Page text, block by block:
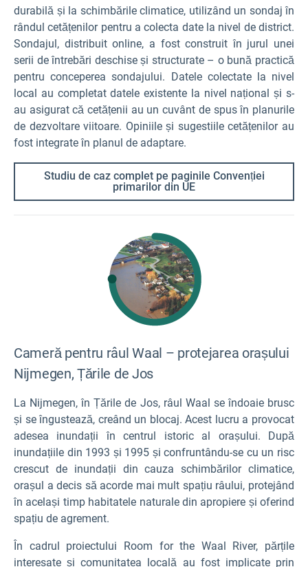
durabilă și la schimbările climatice, utilizând un sondaj în
rândul cetățenilor pentru a colecta date la nivel de district.
Sondajul, distribuit online, a fost construit în jurul unei
serii de întrebări deschise și structurate – o bună practică
pentru conceperea sondajului. Datele colectate la nivel
local au completat datele existente la nivel național și s-
au asigurat că cetățenii au un cuvânt de spus în planurile
de dezvoltare viitoare. Opiniile și sugestiile cetățenilor au
fost integrate în planul de adaptare.
Studiu de caz complet pe paginile Convenției
primarilor din UE
Cameră pentru râul Waal – protejarea orașului
Nijmegen, Țările de Jos
La Nijmegen, în Țările de Jos, râul Waal se îndoaie brusc
și se îngustează, creând un blocaj. Acest lucru a provocat
adesea inundații în centrul istoric al orașului. După
inundațiile din 1993 și 1995 și confruntându-se cu un risc
crescut de inundații din cauza schimbărilor climatice,
orașul a decis să acorde mai mult spațiu râului, protejând
în același timp habitatele naturale din apropiere și oferind
spațiu de agrement.
În cadrul proiectului Room for the Waal River, părțile
interesate și comunitatea locală au fost implicate prin